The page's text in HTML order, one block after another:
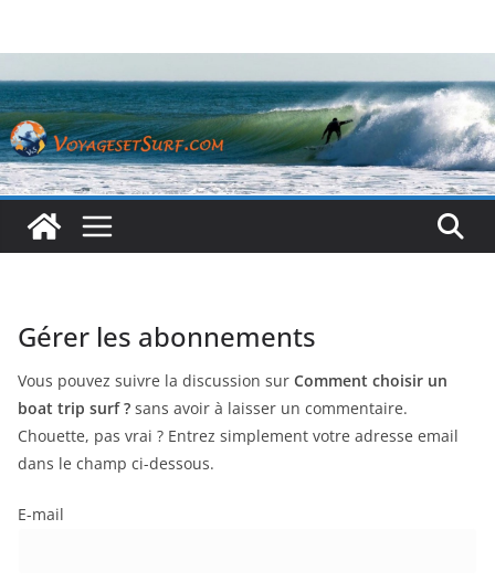
contenu
Gérer les abonnements
Vous pouvez suivre la discussion sur Comment choisir un
boat trip surf ? sans avoir à laisser un commentaire.
Chouette, pas vrai ? Entrez simplement votre adresse email
dans le champ ci-dessous.
E-mail